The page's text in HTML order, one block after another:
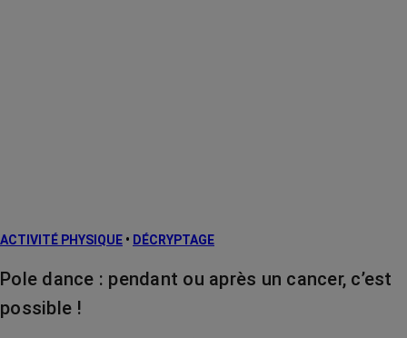
ACTIVITÉ PHYSIQUE • DÉCRYPTAGE
Pole dance : pendant ou après un cancer, c’est
possible !